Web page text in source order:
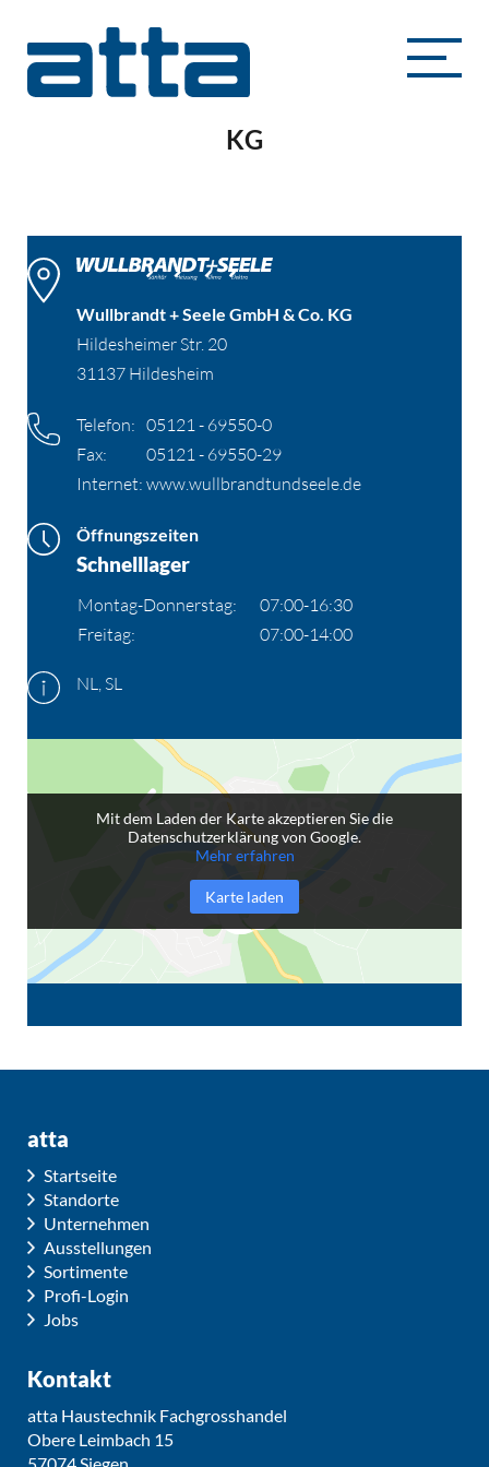
Wullbrandt + Seele GmbH & Co.
KG
Wullbrandt + Seele GmbH & Co. KG
Hildesheimer Str. 20
31137 Hildesheim
Telefon: 05121 - 69550-0
Fax:
05121 - 69550-29
Internet: www.wullbrandtundseele.de
Öffnungszeiten
Schnelllager
Montag-Donnerstag:
07:00-16:30
Freitag:
07:00-14:00
NL, SL
Mit dem Laden der Karte akzeptieren Sie die
Datenschutzerklärung von Google.
Mehr erfahren
Karte laden
atta
Startseite
Standorte
Unternehmen
Ausstellungen
Sortimente
Profi-Login
Jobs
Kontakt
atta Haustechnik Fachgrosshandel
Obere Leimbach 15